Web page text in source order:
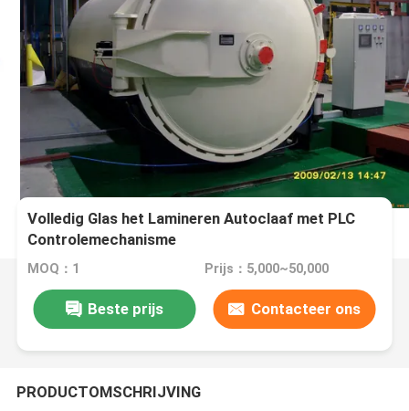
Volledig Glas het Lamineren Autoclaaf met PLC
Controlemechanisme
MOQ：1 Prijs：5,000~50,000
Beste prijs Contacteer ons
PRODUCTOMSCHRIJVING